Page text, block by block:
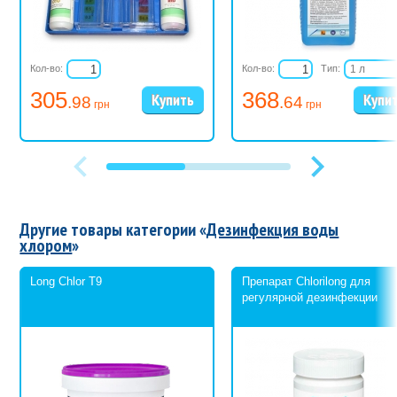
Регулярная обработка бассейна обеспечивает чистую,
прозрачную и безопасную воду для купания. Точные нормы
305.98 грн
Кол-во:
368.64 грн
Кол-во: Тип:
1 л
5 л
20 л
Другие товары категории «Дезинфекция воды
хлором»
Long Chlor T9
Препарат Chlorilong для
регулярной дезинфекции